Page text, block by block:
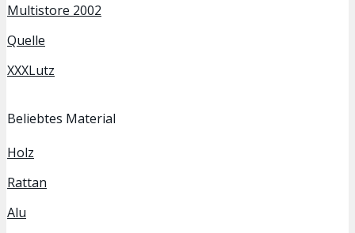
Multistore 2002
Quelle
XXXLutz
Beliebtes Material
Holz
Rattan
Alu